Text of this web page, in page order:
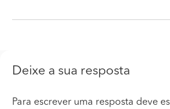
Deixe a sua resposta
Para escrever uma resposta deve